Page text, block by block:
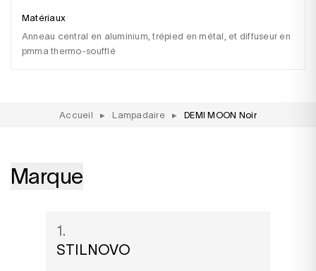
Matériaux
anneau central en aluminium, trépied en métal, et diffuseur en
pmma thermo-soufflé
Accueil ▸ Lampadaire ▸ DEMI MOON Noir
Marque
1.
STILNOVO